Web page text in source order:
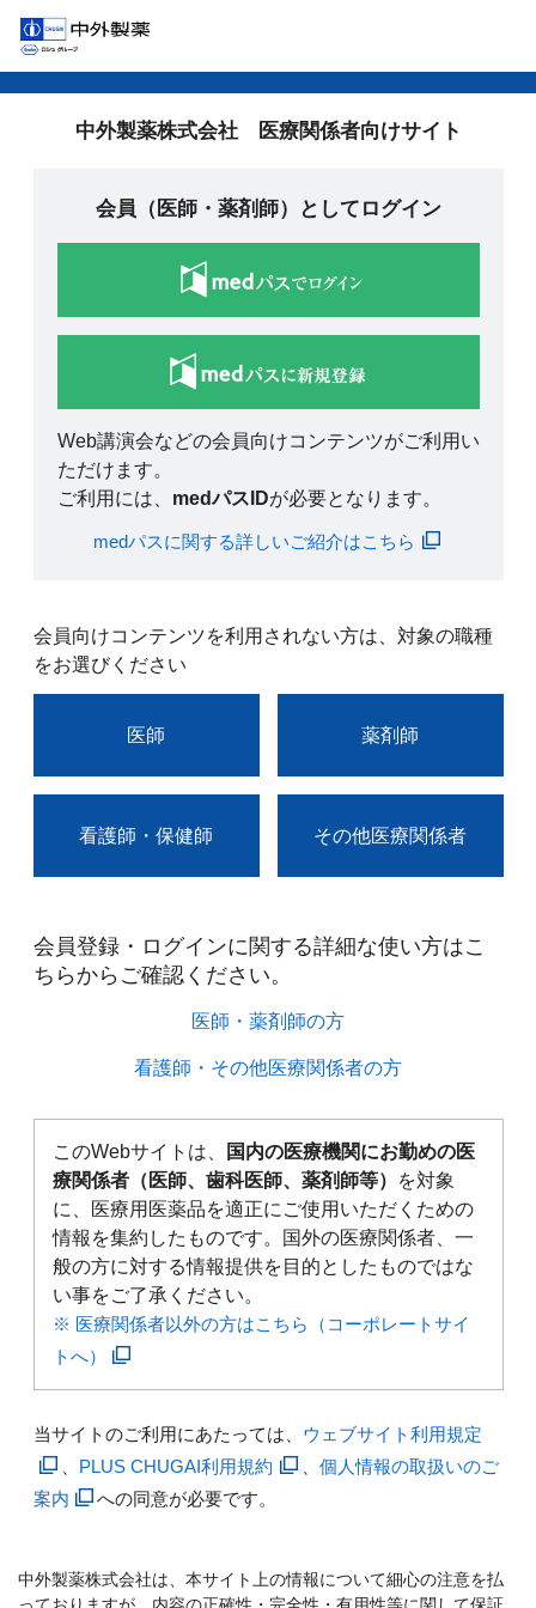
中外製薬株式会社 医療関係者向けサイト
会員（医師・薬剤師）としてログイン
Web講演会などの会員向けコンテンツがご利用い
ただけます。
ご利用には、 medパスIDが必要となります。
medパスに関する詳しいご紹介はこちら
会員向けコンテンツを利用されない方は、対象の職種
をお選びください
医師 薬剤師
看護師・保健師 その他医療関係者
会員登録・ログインに関する詳細な使い方はこ
ちらからご確認ください。​
医師・薬剤師の方​
看護師・その他医療関係者の方​
このWebサイトは、
国内の医療機関にお勤めの医
療関係者（医師、歯科医師、薬剤師等）
を対象
に、医療用医薬品を適正にご使用いただくための
情報を集約したものです。国外の医療関係者、一
般の方に対する情報提供を目的としたものではな
い事をご了承ください。
※ 医療関係者以外の方はこちら（コーポレートサイ
トへ）
当サイトのご利用にあたっては、 ウェブサイト利用規定
PLUS CHUGAI利用規約
個人情報の取扱いのご
案内
への同意が必要です。
中外製薬株式会社は、本サイト上の情報について細心の注意を払
っておりますが、内容の正確性・完全性・有用性等に関して保証